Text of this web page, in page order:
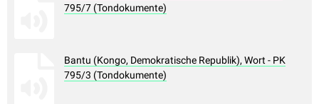
795/7 (Tondokumente)
Bantu (Kongo, Demokratische Republik), Wort - PK
795/3 (Tondokumente)